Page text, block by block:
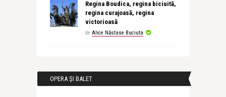
Regina Boudica, regina biciuită,
regina curajoasă, regina
victorioasă
de Alice Năstase Buciuta
OPERA ȘI BALET